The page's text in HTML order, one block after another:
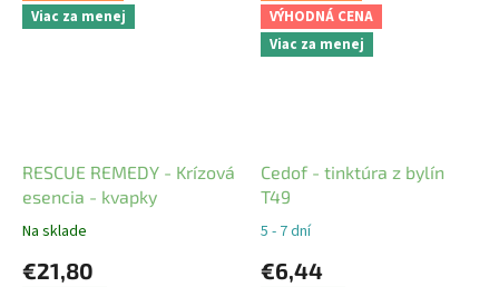
Viac za menej
RESCUE REMEDY - Krízová
esencia - kvapky
Na sklade
€21,80
VÝHODNÁ CENA
Viac za menej
Cedof - tinktúra z bylín
T49
5 - 7 dní
€6,44